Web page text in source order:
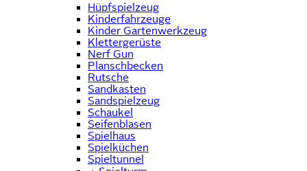
Hüpfspielzeug
Kinderfahrzeuge
Kinder Gartenwerkzeug
Klettergerüste
Nerf Gun
Planschbecken
Rutsche
Sandkasten
Sandspielzeug
Schaukel
Seifenblasen
Spielhaus
Spielküchen
Spieltunnel